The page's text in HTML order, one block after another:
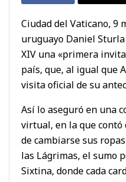
Ciudad del Vaticano, 9
uruguayo Daniel
XIV una «primera
país, que, al igual que
visita oficial de su
Así lo aseguró en una
virtual, en la que contó
de cambiarse sus
las Lágrimas, el sumo
Sixtina, donde cada